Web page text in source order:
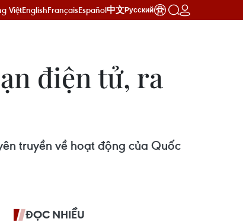
ViệtEnglishFrançaisEspañol中文Русский
điện tử, ra
truyền về hoạt động của Quốc
ĐỌC NHIỀU